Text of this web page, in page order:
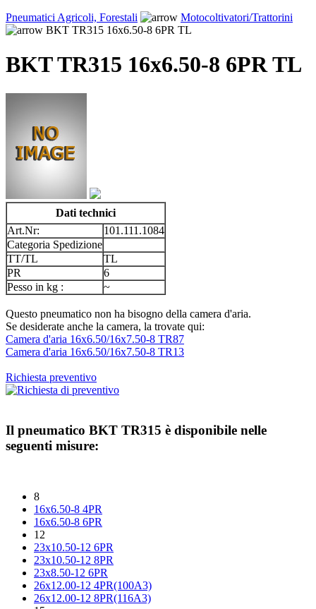
Pneumatici Agricoli, Forestali
Motocoltivatori/Trattorini
BKT TR315 16x6.50-8 6PR TL
BKT TR315 16x6.50-8 6PR TL
Dati technici
Art.Nr:
101.111.1084
Categoria Spedizione
TT/TL
TL
PR
6
Pesso in kg :
~
Questo pneumatico non ha bisogno della camera d'aria.
Se desiderate anche la camera, la trovate qui:
Camera d'aria 16x6.50/16x7.50-8 TR87
Camera d'aria 16x6.50/16x7.50-8 TR13
Richiesta preventivo
Il pneumatico BKT TR315 è disponibile nelle
seguenti misure:
8
16x6.50-8 4PR
16x6.50-8 6PR
12
23x10.50-12 6PR
23x10.50-12 8PR
23x8.50-12 6PR
26x12.00-12 4PR(100A3)
26x12.00-12 8PR(116A3)